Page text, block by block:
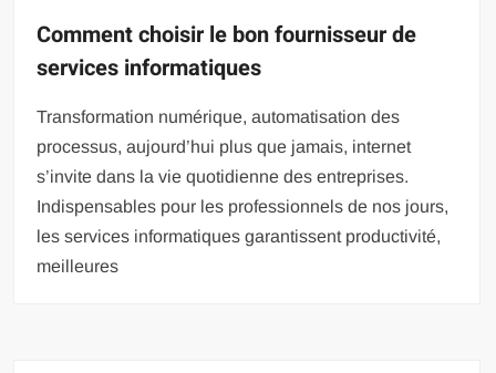
Comment choisir le bon fournisseur de
services informatiques
Transformation numérique, automatisation des
processus, aujourd’hui plus que jamais, internet
s’invite dans la vie quotidienne des entreprises.
Indispensables pour les professionnels de nos jours,
les services informatiques garantissent productivité,
meilleures